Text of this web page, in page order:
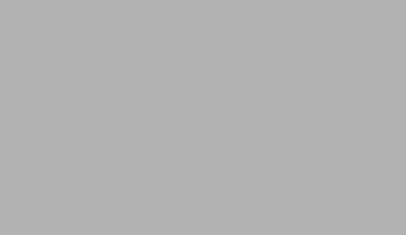
στοχευμένες διαφημίσεις μας σε διαφορετικούς ιστότοπους.
μας, ώστε να μπορούμε να βελτιώσουμε την απόδοσή του. Μας βοηθούν
δεν θα γνωρίζουμε πότε έχετε επισκεφθεί την τοποθεσία μας.
του ιστότοπου να μη λειτουργούν.